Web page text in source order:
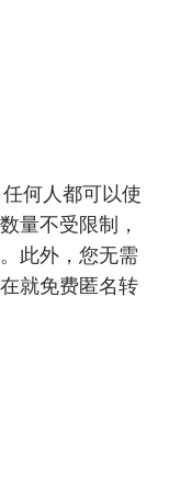
何人都可以使
量不受限制，
此外，您无需
就免费匿名转